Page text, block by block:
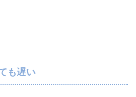
も遅い